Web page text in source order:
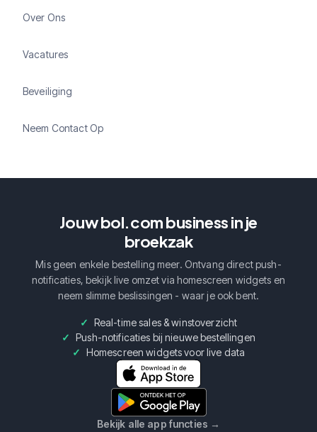
Over Ons
Vacatures
Beveiliging
Neem Contact Op
Jouw bol.com business in je
broekzak
Mis geen enkele bestelling meer. Ontvang direct push-
notificaties, bekijk live omzet via homescreen widgets en
neem slimme beslissingen - waar je ook bent.
Real-time sales & winstoverzicht
Push-notificaties bij nieuwe bestellingen
Homescreen widgets voor live data
Bekijk alle app functies →